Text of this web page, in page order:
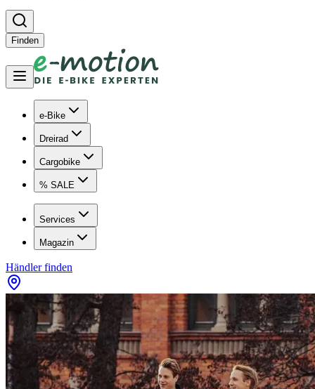
Finden
e-Bike
Dreirad
Cargobike
% SALE
Services
Magazin
Händler finden